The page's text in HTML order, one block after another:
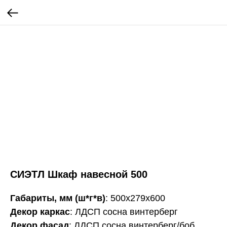
СИЭТЛ Шкаф навесной 500
Габариты, мм (ш*г*в): 500х279х600
Декор каркас: ЛДСП сосна винтерберг